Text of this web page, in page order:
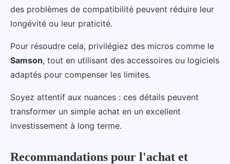
des problèmes de compatibilité peuvent réduire leur
longévité ou leur praticité.
Pour résoudre cela, privilégiez des micros comme le
Samson, tout en utilisant des accessoires ou logiciels
adaptés pour compenser les limites.
Soyez attentif aux nuances : ces détails peuvent
transformer un simple achat en un excellent
investissement à long terme.
Recommandations pour l'achat et